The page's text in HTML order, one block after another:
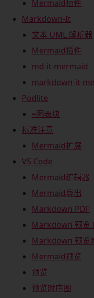
Mermaid插件
Markdown-It
文本 UML 解析器
Mermaid插件
md-it-mermaid
markdown-it-
Podlite
=图表块
标准注意
Mermaid扩展
VS Code
Mermaid编辑器
Mermaid导出
Markdown PDF
Markdown 预览
Markdown 预览
Mermaid预览
预览
预览时序图